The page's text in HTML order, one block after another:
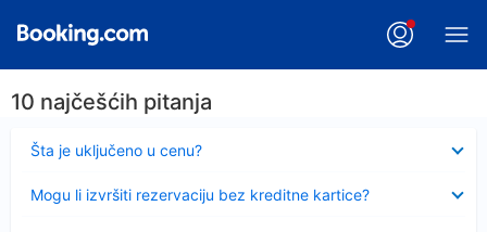
10 najčešćih pitanja
Šta je uključeno u cenu?
Sažeto
Mogu li izvršiti rezervaciju bez kreditne kartice?